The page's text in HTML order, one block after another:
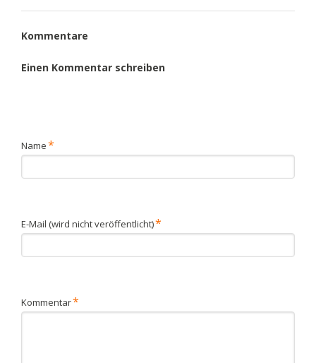
Kommentare
Einen Kommentar schreiben
Pflichtfeld
Name*
Pflichtfeld
E-Mail (wird nicht veröffentlicht)*
Pflichtfeld
Kommentar*